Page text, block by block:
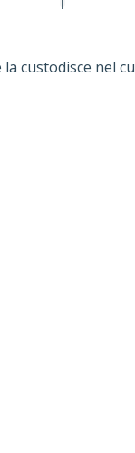
custodisce nel